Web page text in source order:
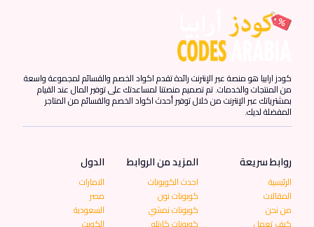
كودز ارابيا هو منصة عبر الإنترنت رائدة تقدم اكواد الخصم والقسائم لمجموعة واسعة
من المنتجات والخدمات. تم تصميم منصتنا لمساعدتك على توفير المال عند القيام
بمشترياتك عبر الإنترنت من خلال توفير أحدث اكواد الخصم والقسائم من المتاجر
المفضلة لديك.
روابط سريعة
الرئيسية
المقالات
من نحن
كيف تعمل
المزيد من الروابط
احدث الكوبونات
كوبونات نون
كوبونات نمشي
كوبونات كارتلو
الدول
الامارات
مصر
السعودية
الكويت